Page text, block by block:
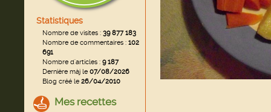
Statistiques
Nombre de visites : 39 877 183
Nombre de commentaires : 102
691
Nombre d'articles : 9 187
Dernière màj le07/08/2026
Blog créé le26/04/2010
Mes recettes